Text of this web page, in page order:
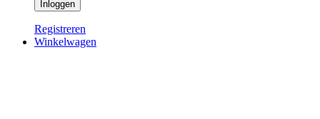
Registreren
Winkelwagen